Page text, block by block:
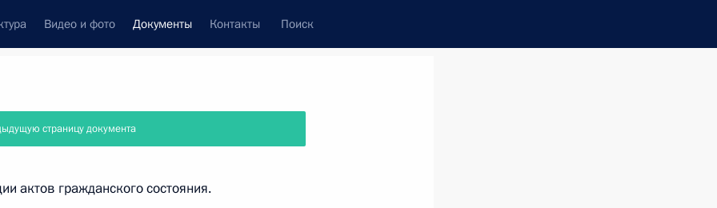
Видео и фото Документы Контакты Поиск
страницу документа
актов гражданского состояния.